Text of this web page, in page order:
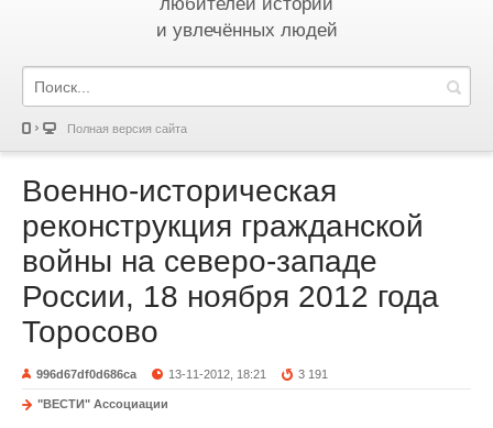
и увлечённых людей
Полная версия сайта
Военно-историческая
реконструкция гражданской
войны на северо-западе
России, 18 ноября 2012 года
Торосово
996d67df0d686ca 13-11-2012, 18:21 3 191
"ВЕСТИ" Ассоциации